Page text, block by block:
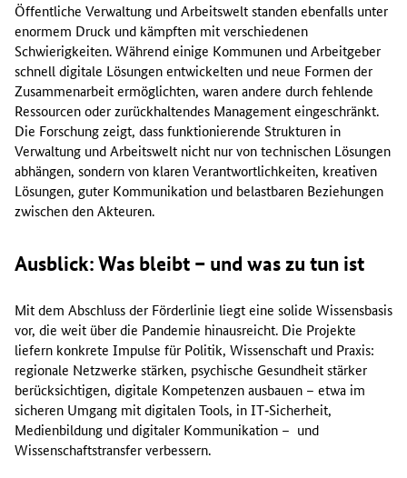
Öffentliche Verwaltung und Arbeitswelt standen ebenfalls unter
enormem Druck und kämpften mit verschiedenen
Schwierigkeiten. Während einige Kommunen und Arbeitgeber
schnell digitale Lösungen entwickelten und neue Formen der
Zusammenarbeit ermöglichten, waren andere durch fehlende
Ressourcen oder zurückhaltendes Management eingeschränkt.
Die Forschung zeigt, dass funktionierende Strukturen in
Verwaltung und Arbeitswelt nicht nur von technischen Lösungen
abhängen, sondern von klaren Verantwortlichkeiten, kreativen
Lösungen, guter Kommunikation und belastbaren Beziehungen
zwischen den Akteuren.
Ausblick: Was bleibt – und was zu tun ist
Mit dem Abschluss der Förderlinie liegt eine solide Wissensbasis
vor, die weit über die Pandemie hinausreicht. Die Projekte
liefern konkrete Impulse für Politik, Wissenschaft und Praxis:
regionale Netzwerke stärken, psychische Gesundheit stärker
berücksichtigen, digitale Kompetenzen ausbauen – etwa im
sicheren Umgang mit digitalen Tools, in IT‑Sicherheit,
Medienbildung und digitaler Kommunikation – und
Wissenschaftstransfer verbessern.